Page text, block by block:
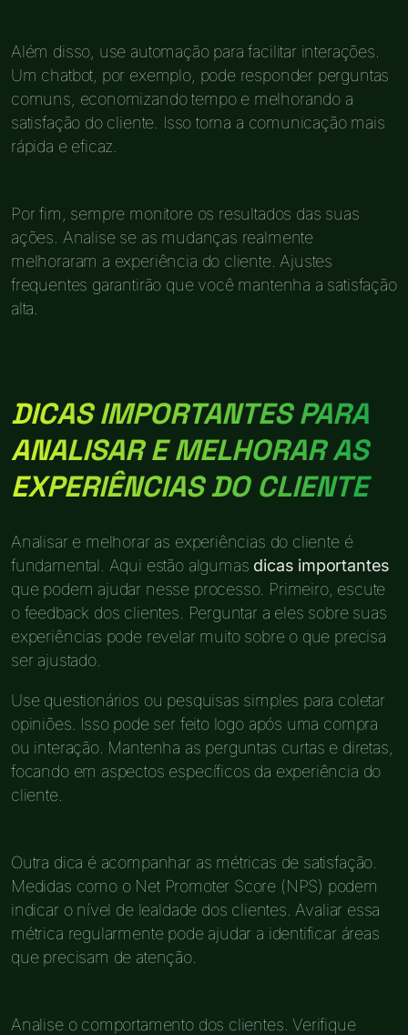
Além disso, use automação para facilitar interações.
Um chatbot, por exemplo, pode responder perguntas
comuns, economizando tempo e melhorando a
satisfação do cliente. Isso torna a comunicação mais
rápida e eficaz.
Por fim, sempre monitore os resultados das suas
ações. Analise se as mudanças realmente
melhoraram a experiência do cliente. Ajustes
frequentes garantirão que você mantenha a satisfação
alta.
DICAS IMPORTANTES PARA
ANALISAR E MELHORAR AS
EXPERIÊNCIAS DO CLIENTE
Analisar e melhorar as experiências do cliente é
fundamental. Aqui estão algumas dicas importantes
que podem ajudar nesse processo. Primeiro, escute
o feedback dos clientes. Perguntar a eles sobre suas
experiências pode revelar muito sobre o que precisa
ser ajustado.
Use questionários ou pesquisas simples para coletar
opiniões. Isso pode ser feito logo após uma compra
ou interação. Mantenha as perguntas curtas e diretas,
focando em aspectos específicos da experiência do
cliente.
Outra dica é acompanhar as métricas de satisfação.
Medidas como o Net Promoter Score (NPS) podem
indicar o nível de lealdade dos clientes. Avaliar essa
métrica regularmente pode ajudar a identificar áreas
que precisam de atenção.
Analise o comportamento dos clientes. Verifique